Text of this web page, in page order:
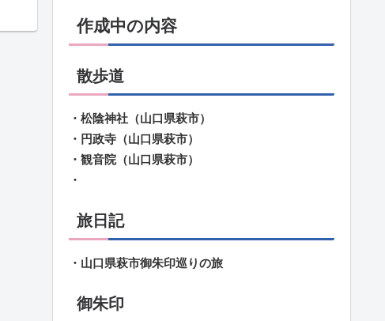
作成中の内容
散歩道
・松陰神社（山口県萩市）
・円政寺（山口県萩市）
・観音院（山口県萩市）
・
旅日記
・山口県萩市御朱印巡りの旅
御朱印